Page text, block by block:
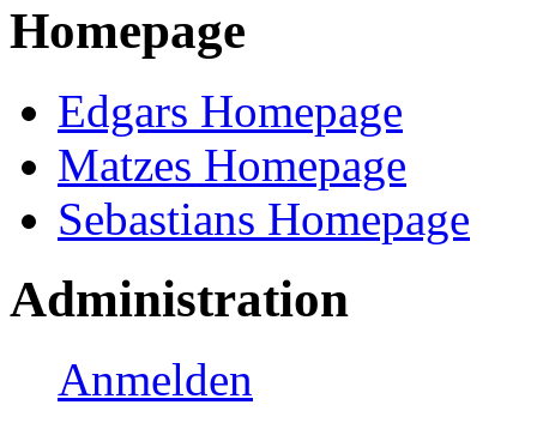
Homepage
Edgars Homepage
Matzes Homepage
Sebastians Homepage
Administration
Anmelden